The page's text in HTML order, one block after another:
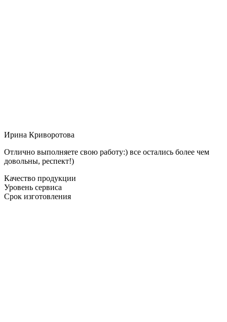
Ирина Криворотова
Отлично выполняете свою работу:) все остались более чем
довольны, респект!)
Качество продукции
Уровень сервиса
Срок изготовления